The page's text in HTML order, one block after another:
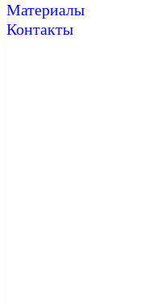
Материалы
Контакты